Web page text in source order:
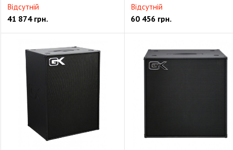
Відсутній
41 874грн.
Відсутній
60 456грн.